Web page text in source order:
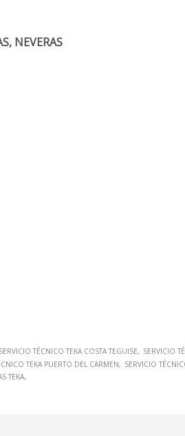
NEVERAS
SERVICIO TÉCNICO TEKA COSTA TEGUISE SERVICIO
TEKA PUERTO DEL CARMEN SERVICIO
TEKA